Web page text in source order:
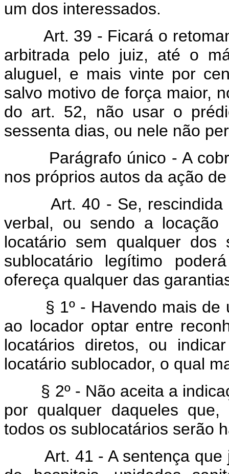
um dos interessados.
Art. 39 - Ficará o
arbitrada pelo juiz, até o
aluguel, e mais vinte por
salvo motivo de força maior,
do art. 52, não usar o
sessenta dias, ou nele não
Parágrafo único - A
nos próprios autos da ação
Art. 40 - Se, rescindida
verbal, ou sendo a locação
locatário sem qualquer
sublocatário legítimo
ofereça qualquer das
§ 1º - Havendo mais de
ao locador optar entre
locatários diretos, ou
locatário sublocador, o qual
§ 2º - Não aceita a
por qualquer daqueles
todos os sublocatários serão
Art. 41 - A sentença que